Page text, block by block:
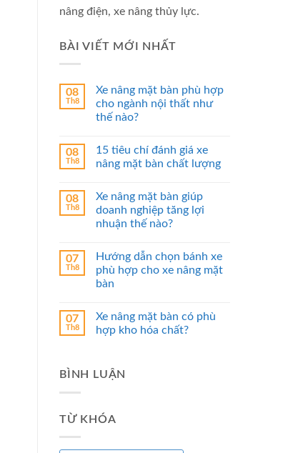
nâng điện, xe nâng thủy lực.
BÀI VIẾT MỚI NHẤT
08
Th8
Xe nâng mặt bàn phù hợp
cho ngành nội thất như
thế nào?
08
Th8
15 tiêu chí đánh giá xe
nâng mặt bàn chất lượng
08
Th8
Xe nâng mặt bàn giúp
doanh nghiệp tăng lợi
nhuận thế nào?
07
Th8
Hướng dẫn chọn bánh xe
phù hợp cho xe nâng mặt
bàn
07
Th8
Xe nâng mặt bàn có phù
hợp kho hóa chất?
BÌNH LUẬN
TỪ KHÓA